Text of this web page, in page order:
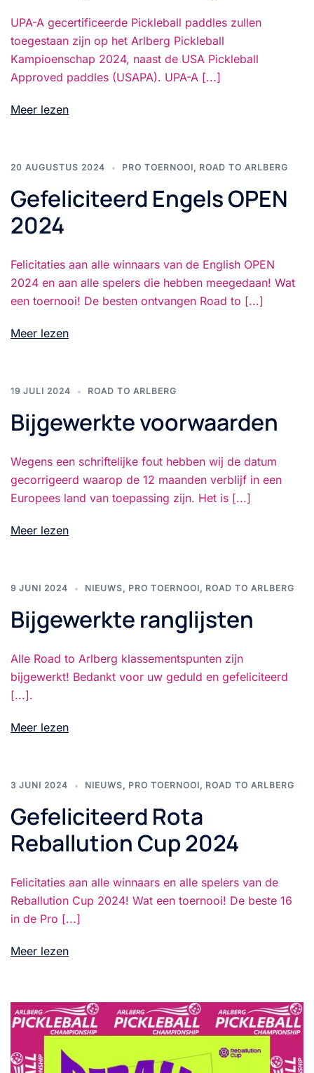
UPA-A gecertificeerde Pickleball paddles zullen
toegestaan zijn op het Arlberg Pickleball
Kampioenschap 2024, naast de USA Pickleball
Approved paddles (USAPA). UPA-A [...]
Meer lezen
20 AUGUSTUS 2024 PRO TOERNOOI, ROAD TO ARLBERG
Gefeliciteerd Engels OPEN
2024
Felicitaties aan alle winnaars van de English OPEN
2024 en aan alle spelers die hebben meegedaan! Wat
een toernooi! De besten ontvangen Road to [...]
Meer lezen
19 JULI 2024 ROAD TO ARLBERG
Bijgewerkte voorwaarden
Wegens een schriftelijke fout hebben wij de datum
gecorrigeerd waarop de 12 maanden verblijf in een
Europees land van toepassing zijn. Het is [...]
Meer lezen
9 JUNI 2024 NIEUWS, PRO TOERNOOI, ROAD TO ARLBERG
Bijgewerkte ranglijsten
Alle Road to Arlberg klassementspunten zijn
bijgewerkt! Bedankt voor uw geduld en gefeliciteerd
[...].
Meer lezen
3 JUNI 2024 NIEUWS, PRO TOERNOOI, ROAD TO ARLBERG
Gefeliciteerd Rota
Reballution Cup 2024
Felicitaties aan alle winnaars en alle spelers van de
Reballution Cup 2024! Wat een toernooi! De beste 16
in de Pro [...]
Meer lezen